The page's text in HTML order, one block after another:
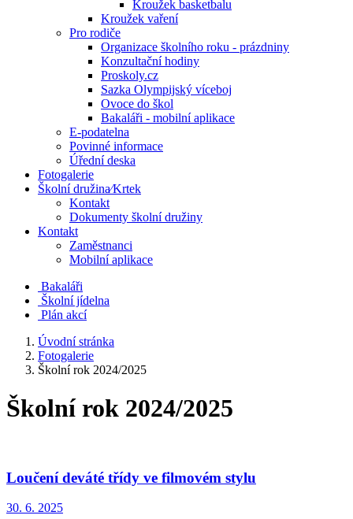
Kroužek basketbalu
Kroužek vaření
Pro rodiče
Organizace školního roku - prázdniny
Konzultační hodiny
Proskoly.cz
Sazka Olympijský víceboj
Ovoce do škol
Bakaláři - mobilní aplikace
E-podatelna
Povinné informace
Úřední deska
Fotogalerie
Školní družina⁄Krtek
Kontakt
Dokumenty školní družiny
Kontakt
Zaměstnanci
Mobilní aplikace
Bakaláři
Školní jídelna
Plán akcí
Úvodní stránka
Fotogalerie
Školní rok 2024/2025
Školní rok 2024/2025
Loučení deváté třídy ve filmovém stylu
30. 6. 2025